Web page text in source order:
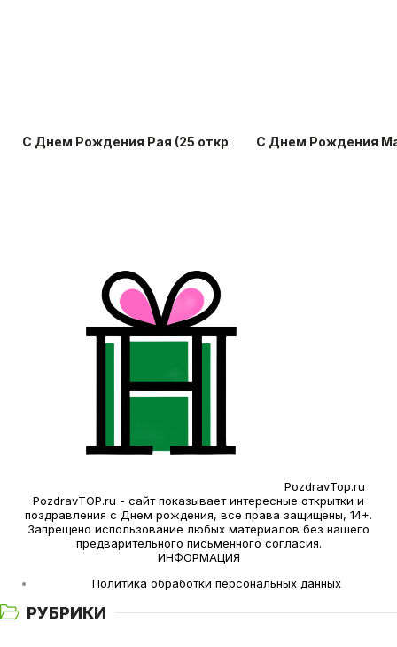
С Днем Рождения Рая (25 открыток)С Днем Рождения
PozdravTop.ru
PozdravTOP.ru - сайт показывает интересные открытки и
поздравления с Днем рождения, все права защищены, 14+.
Запрещено использование любых материалов без нашего
предварительного письменного согласия.
ИНФОРМАЦИЯ
Политика обработки персональных данных
РУБРИКИ